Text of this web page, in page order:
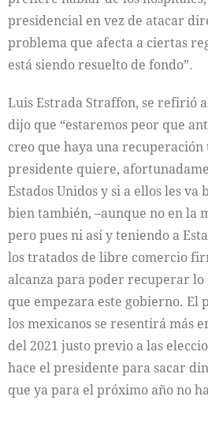
presidencial en vez de atacar
problema que afecta a ciertas
está siendo resuelto de fondo”.
Luis Estrada Straffon, se refirió
dijo que “estaremos peor que
creo que haya una
presidente quiere,
Estados Unidos y si a ellos les va
bien también, –aunque no en la
pero pues ni así y teniendo a
los tratados de libre comercio
alcanza para poder recuperar lo
que empezara este gobierno. El
los mexicanos se resentirá más
del 2021 justo previo a las
hace el presidente para sacar
que ya para el próximo año no